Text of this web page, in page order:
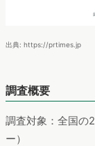
出典: https://prtimes.jp
調査概要
調査対象：全国の
ー）